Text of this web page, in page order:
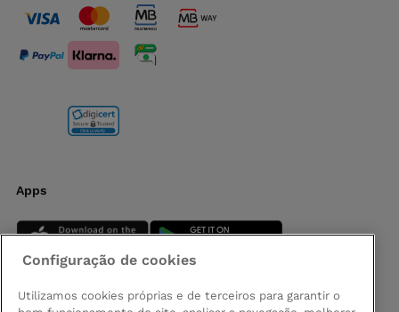
Apps
Configuração de cookies
Utilizamos cookies próprias e de terceiros para garantir o